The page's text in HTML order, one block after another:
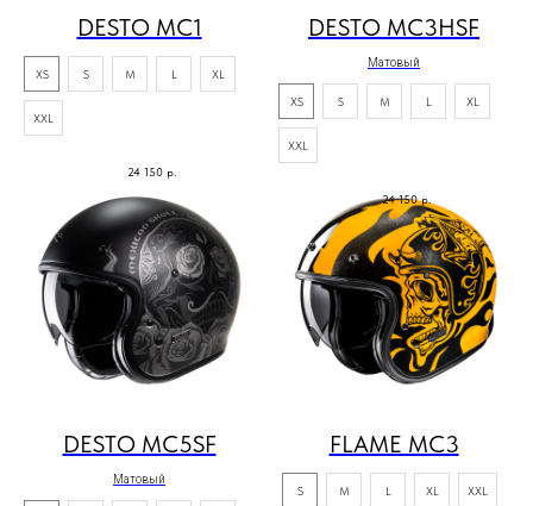
DESTO MC1
24 150 р.
XS S M L XL
XXL
DESTO MC3HSF
Матовый
24 150 р.
XS S M L XL
XXL
DESTO MC5SF
Матовый
FLAME MC3
S M L XL XXL